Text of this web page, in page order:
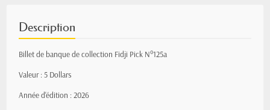
Description
Billet de banque de collection Fidji Pick N°125a
Valeur : 5 Dollars
Année d'édition : 2026